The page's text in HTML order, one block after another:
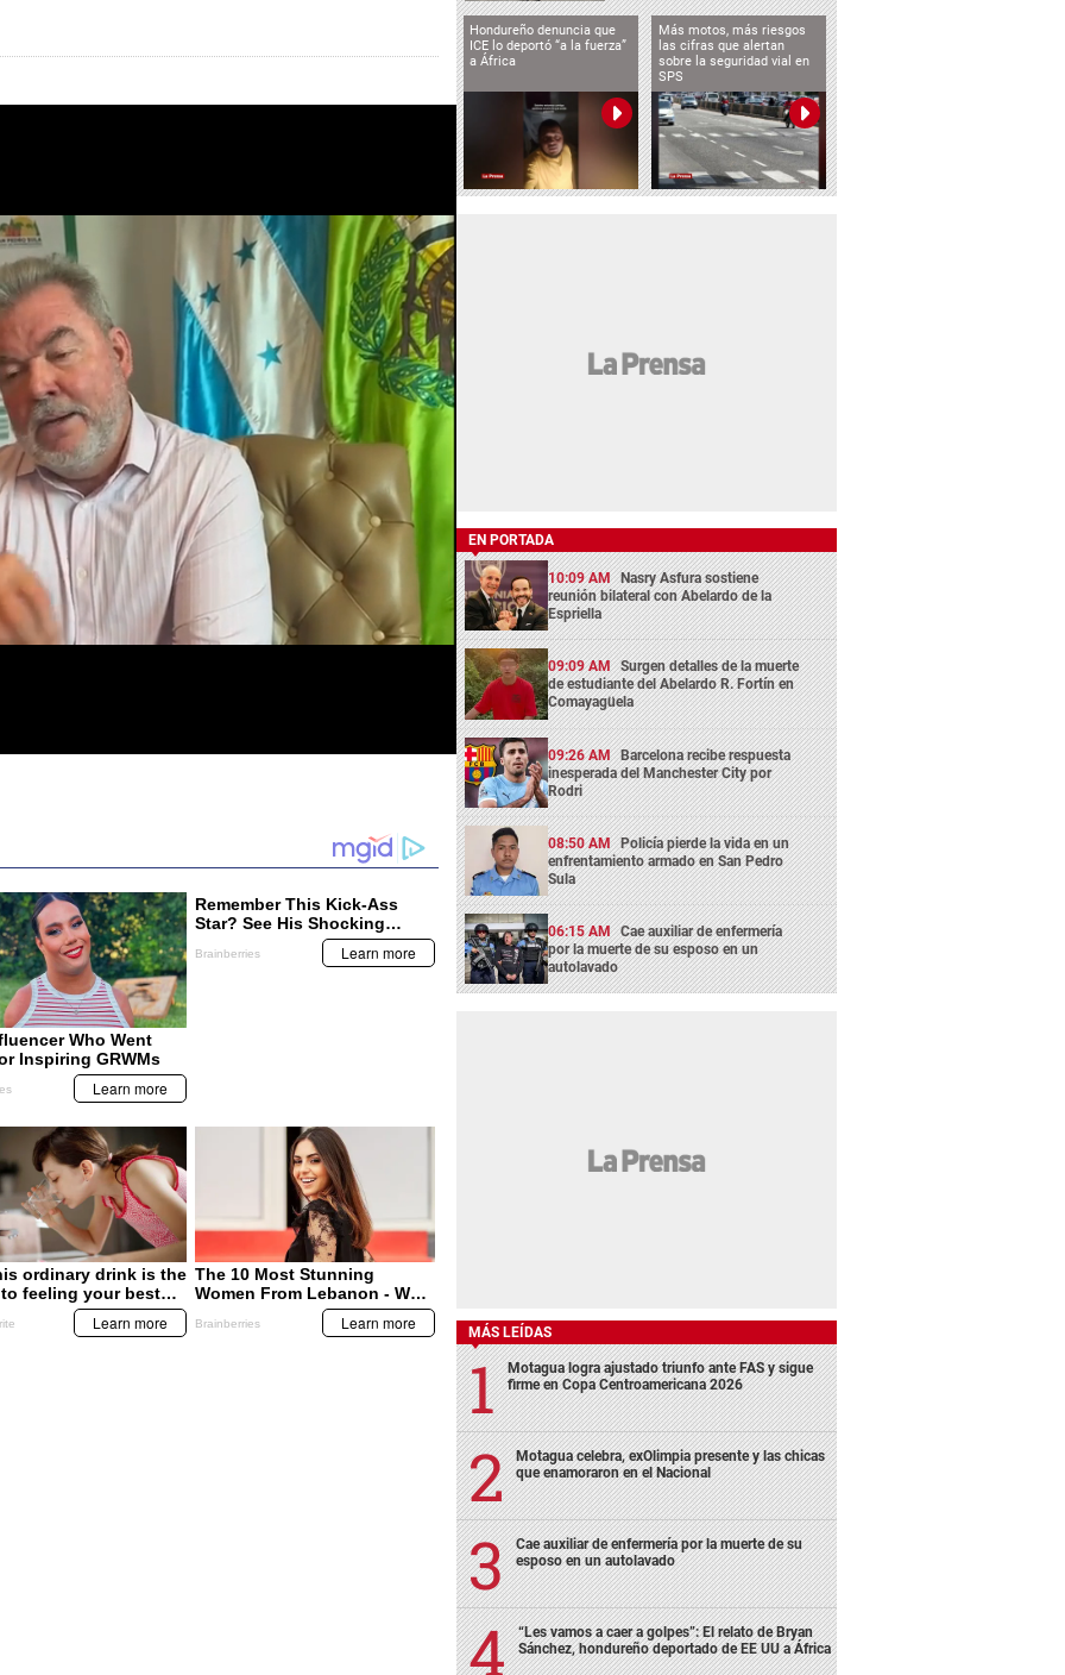
Hondureño denuncia que
ICE lo deportó “a la fuerza”
a África
Más motos, más riesgos
las cifras que alertan
sobre la seguridad vial en
SPS
EN PORTADA
10:09 AM Nasry Asfura sostiene
reunión bilateral con Abelardo de la
Espriella
09:09 AM Surgen detalles de la muerte
de estudiante del Abelardo R. Fortín en
Comayagüela
09:26 AM Barcelona recibe respuesta
inesperada del Manchester City por
Rodri
08:50 AM Policía pierde la vida en un
enfrentamiento armado en San Pedro
Sula
06:15 AM Cae auxiliar de enfermería
por la muerte de su esposo en un
autolavado
MÁS LEÍDAS
Motagua logra ajustado triunfo ante FAS y sigue
firme en Copa Centroamericana 2026
Motagua celebra, exOlimpia presente y las chicas
que enamoraron en el Nacional
Cae auxiliar de enfermería por la muerte de su
esposo en un autolavado
“Les vamos a caer a golpes”: El relato de Bryan
Sánchez, hondureño deportado de EE UU a África